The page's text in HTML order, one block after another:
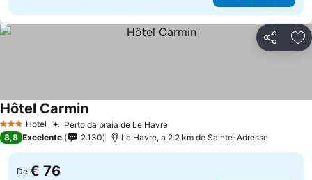
Partilhar
3 EstrelasHotel Perto da praia de Le HavreVer preços
Hôtel CarminVer preços
8,8 Excelente 2.130 Le Havre, a 2.2 km de Sainte-Adresse
De € 76